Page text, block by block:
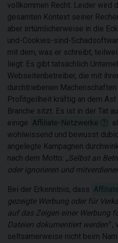
vollkommen Recht. Leider wird
gesamten Kontext seiner
aber irrtümlicherweise in die
und-Cookies-sind-
mit dem, was er schreibt,
liegt: Es gibt tatsächlich
Webseitenbetreiber, die mit
durchtriebenen
Profitgeilheit kräftig an dem
Branche sitzt. Es ist in der Tat
einige Affiliate-Netzwerke
wohlwissend und bewusst
angelegte Kampagnen
nach dem Motto: „Selbst an
oder ignorieren und
Bei der Erkenntnis, dass
gezeigte Werbung oder für
auf das Zeigen einer Werbung
Dateien dokumentiert werden“,
seltsamerweise nicht beim